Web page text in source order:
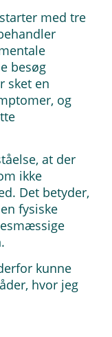
med tre
besøg
sket en
og
at der
ikke
Det betyder,
fysiske
kunne
hvor jeg